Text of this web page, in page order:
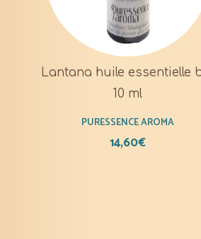
Lantana huile essentielle
10 ml
PURESSENCE AROMA
14,60€